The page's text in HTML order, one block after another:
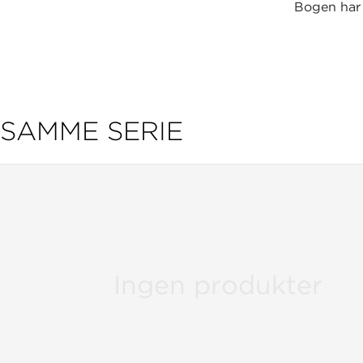
Bogen
SAMME SERIE